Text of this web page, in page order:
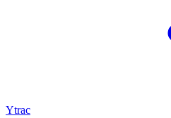
Ytrac